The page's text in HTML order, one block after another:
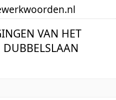
werkwoorden.nl
VAN HET